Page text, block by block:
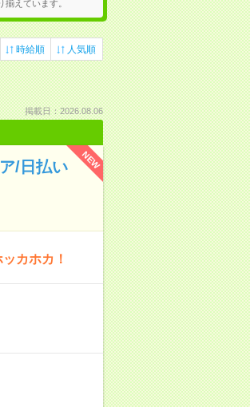
えています。
時給順 人気順
掲載日：2026.08.06
NEW
/日払い
カホカ！